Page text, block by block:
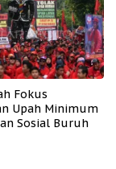
Fokus
Upah Minimum
Sosial Buruh